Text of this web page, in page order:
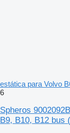
estática para Volvo
6
Spheros
B9, B10, B12 bus